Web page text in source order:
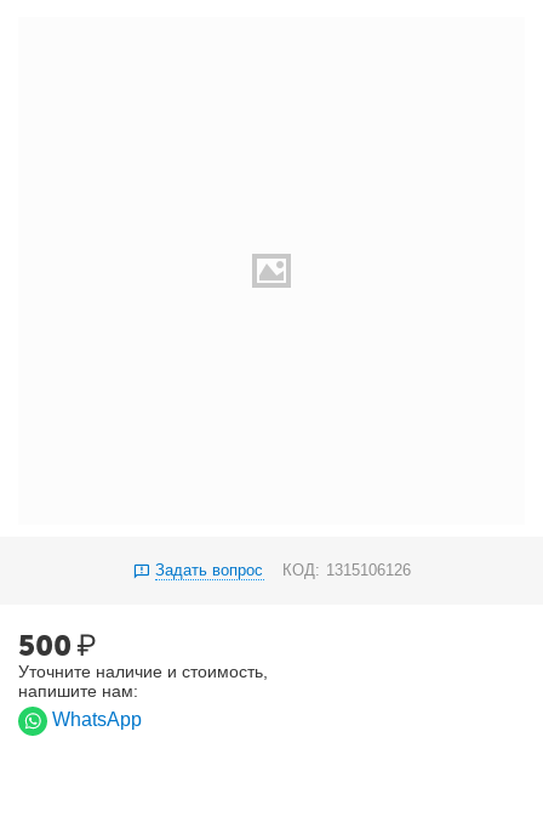
Задать вопрос КОД: 1315106126
500₽
Уточните наличие и стоимость,
напишите нам:
WhatsApp